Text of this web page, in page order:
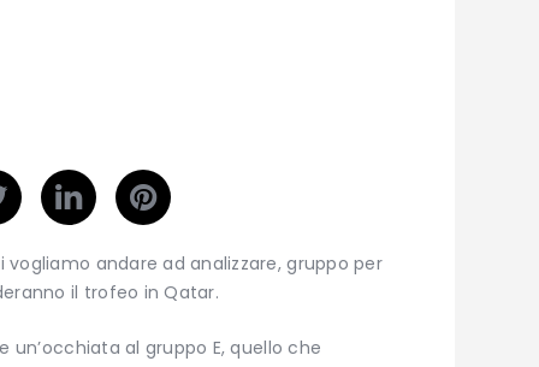
vogliamo andare ad analizzare, gruppo per
il trofeo in Qatar.
un’occhiata al gruppo E, quello che